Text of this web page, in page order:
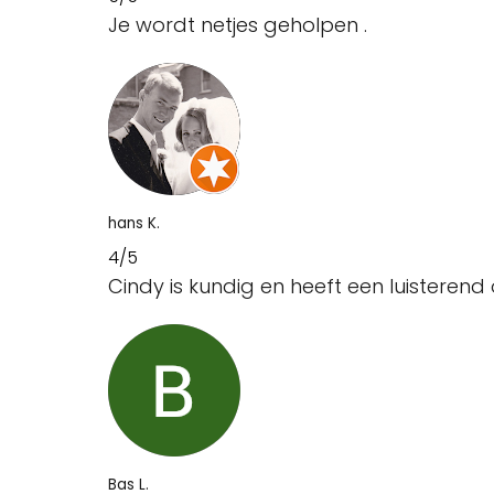
Je wordt netjes geholpen .
hans K.
4/5
Cindy is kundig en heeft een luisterend
Bas L.